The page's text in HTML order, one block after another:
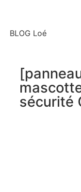
BLOG Loé
sécurité